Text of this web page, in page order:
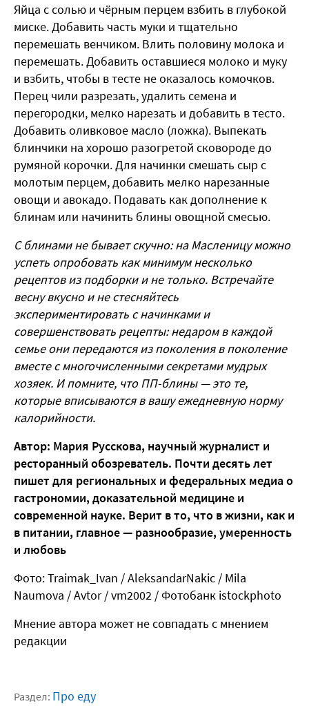
Яйца с солью и чёрным перцем взбить в глубокой
миске. Добавить часть муки и тщательно
перемешать венчиком. Влить половину молока и
перемешать. Добавить оставшиеся молоко и муку
и взбить, чтобы в тесте не оказалось комочков.
Перец чили разрезать, удалить семена и
перегородки, мелко нарезать и добавить в тесто.
Добавить оливковое масло (ложка). Выпекать
блинчики на хорошо разогретой сковороде до
румяной корочки. Для начинки смешать сыр с
молотым перцем, добавить мелко нарезанные
овощи и авокадо. Подавать как дополнение к
блинам или начинить блины овощной смесью.
С блинами не бывает скучно: на Масленицу можно
успеть опробовать как минимум несколько
рецептов из подборки и не только. Встречайте
весну вкусно и не стесняйтесь
экспериментировать с начинками и
совершенствовать рецепты: недаром в каждой
семье они передаются из поколения в поколение
вместе с многочисленными секретами мудрых
хозяек. И помните, что ПП-блины — это те,
которые вписываются в вашу ежедневную норму
калорийности.
Автор: Мария Русскова, научный журналист и
ресторанный обозреватель. Почти десять лет
пишет для региональных и федеральных медиа о
гастрономии, доказательной медицине и
современной науке. Верит в то, что в жизни, как и
в питании, главное — разнообразие, умеренность
и любовь
Фото: Traimak_Ivan / AleksandarNakic / Mila
Naumova / Avtor / vm2002 / Фотобанк istockphoto
Мнение автора может не совпадать с мнением
редакции
Раздел: Про еду